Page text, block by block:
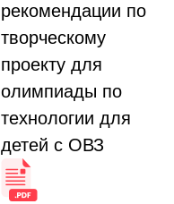
рекомендации по
творческому
проекту для
олимпиады по
технологии для
детей с ОВЗ